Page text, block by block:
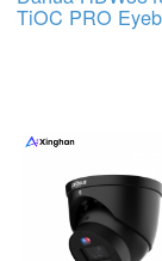
TiOC PRO